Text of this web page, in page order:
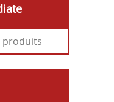
produits